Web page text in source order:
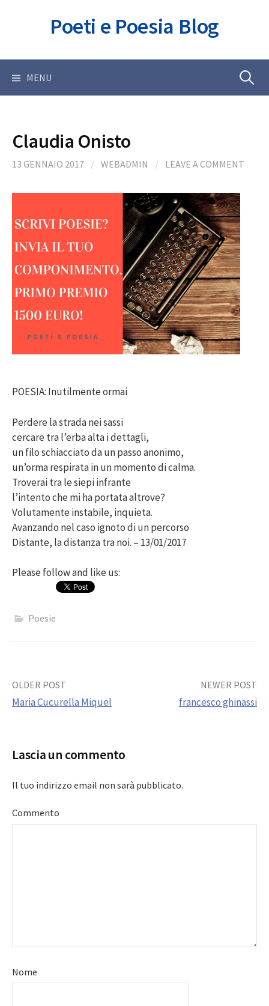
Poeti e Poesia Blog
MENU Ricerca
Claudia Onisto
13 GENNAIO 2017 / WEBADMIN / LEAVE A COMMENT
POESIA: Inutilmente ormai
Perdere la strada nei sassi
cercare tra l’erba alta i dettagli,
un filo schiacciato da un passo anonimo,
un’orma respirata in un momento di calma.
Troverai tra le siepi infrante
l’intento che mi ha portata altrove?
Volutamente instabile, inquieta.
Avanzando nel caso ignoto di un percorso
Distante, la distanza tra noi. – 13/01/2017
Please follow and like us:
Poesie
Post
OLDER POST
Maria Cucurella Miquel
NEWER POST
francesco ghinassi
Lascia un commento
Il tuo indirizzo email non sarà pubblicato.
Commento
Nome